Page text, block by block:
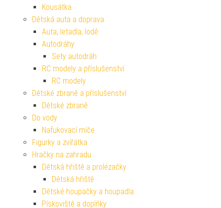
Kousátka
Dětská auta a doprava
Auta, letadla, lodě
Autodráhy
Sety autodráh
RC modely a příslušenství
RC modely
Dětské zbraně a příslušenství
Dětské zbraně
Do vody
Nafukovací míče
Figurky a zvířátka
Hračky na zahradu
Dětská hřiště a prolézačky
Dětská hřiště
Dětské houpačky a houpadla
Pískoviště a doplňky